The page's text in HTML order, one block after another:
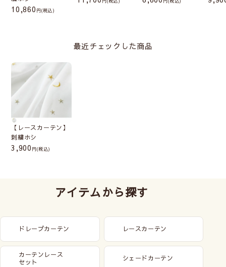
10,860 (税込)
最近チェックした商品
【レースカーテン】
刺繍ホシ
3,900 (税込)
アイテムから探す
ドレープカーテン レースカーテン
カーテンレース
セット
シェードカーテン